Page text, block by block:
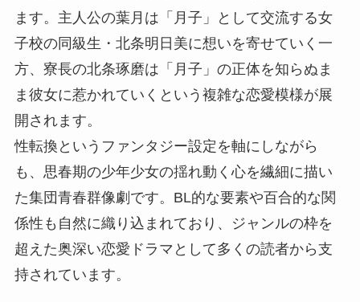
ます。主人公の葉月は「月子」として交流する女
子校の同級生・北条明日美に想いを寄せていく一
方、寮長の北条琢磨は「月子」の正体を知らぬま
ま彼女に惹かれていくという複雑な恋愛模様が展
開されます。
性転換というファンタジー設定を軸にしながら
も、思春期の少年少女の揺れ動く心を繊細に描い
た集団青春群像劇です。BL的な要素や百合的な関
係性も自然に織り込まれており、ジャンルの枠を
超えた奥深い恋愛ドラマとして多くの読者から支
持されています。